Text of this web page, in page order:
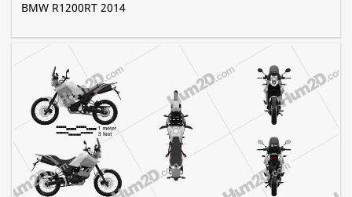
BMW R1200RT 2014